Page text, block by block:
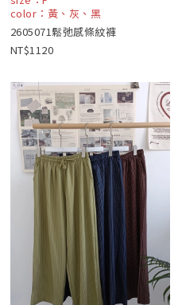
color：黃、灰、黑
2605071鬆弛感條紋褲
1120